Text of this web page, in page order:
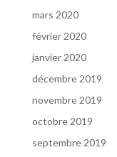
mars 2020
février 2020
janvier 2020
décembre 2019
novembre 2019
octobre 2019
septembre 2019